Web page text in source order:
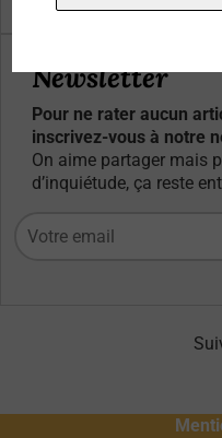
Newsletter
Pour ne rater aucun
inscrivez-vous à notre
On aime partager mais
d’inquiétude, ça reste